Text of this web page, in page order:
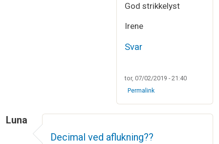
God strikkelyst
Irene
Svar
tor, 07/02/2019 - 21:40
Permalink
Luna
Decimal ved aflukning??